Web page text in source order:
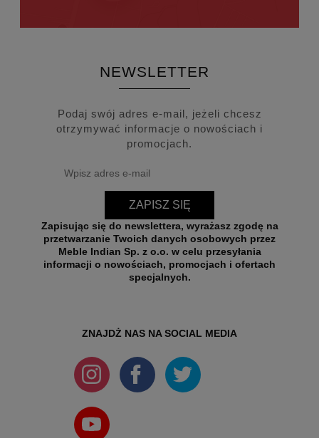
NEWSLETTER
Podaj swój adres e-mail, jeżeli chcesz
otrzymywać informacje o nowościach i
promocjach.
ZAPISZ SIĘ
Zapisując się do newslettera, wyrażasz zgodę na
przetwarzanie Twoich danych osobowych przez
Meble Indian Sp. z o.o. w celu przesyłania
informacji o nowościach, promocjach i ofertach
specjalnych.
ZNAJDŻ NAS NA SOCIAL MEDIA